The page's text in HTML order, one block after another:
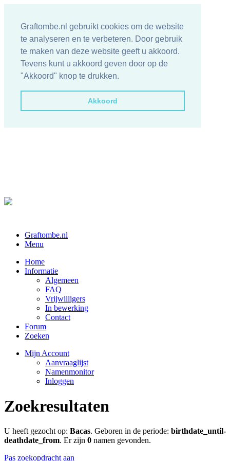
Graftombe.nl gebruikt cookies om de website
te analyseren en te verbeteren. Door gebruik
te maken van deze website geeft u akkoord.
Tevens kunt u akkoord geven door op de
"Akkoord" knop te drukken.
Akkoord
Graftombe.nl
Menu
Home
Informatie
Algemeen
FAQ
Vrijwilligers
In bewerking
Contact
Forum
Zoeken
Mijn Account
Aanvraaglijst
Namenmonitor
Inloggen
Zoekresultaten
U heeft gezocht op: Bacas. Geboren in de periode: birthdate_until-
deathdate_from. Er zijn 0 namen gevonden.
Pas zoekopdracht aan